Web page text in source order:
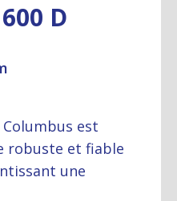
D
est
robuste et fiable
une